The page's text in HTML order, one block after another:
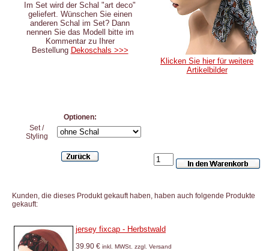
Im Set wird der Schal "art deco"
geliefert. Wünschen Sie einen
anderen Schal im Set? Dann
nennen Sie das Modell bitte im
Kommentar zu Ihrer
Bestellung Dekoschals >>>
Klicken Sie hier für weitere
Artikelbilder
Optionen:
Set /
Styling
Kunden, die dieses Produkt gekauft haben, haben auch folgende Produkte
gekauft:
jersey fixcap - Herbstwald
39.90 € inkl. MWSt. zzgl. Versand